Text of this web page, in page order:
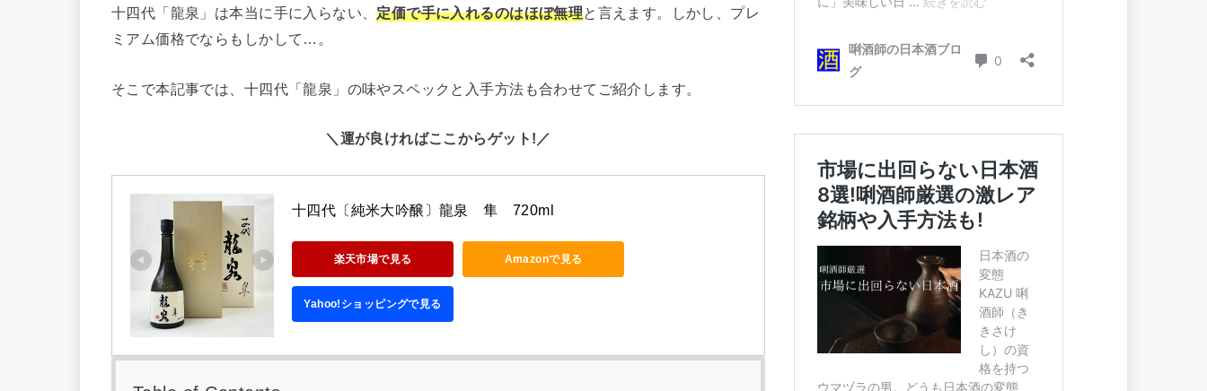
十四代「龍泉」は本当に手に入らない、定価で手に入れるのはほぼ無理と言えます。しかし、プレ
ミアム価格でならもしかして…。
そこで本記事では、十四代「龍泉」の味やスペックと入手方法も合わせてご紹介します。
＼運が良ければここからゲット!／
十四代〔純米大吟醸〕龍泉　隼　720ml
楽天市場で見る Amazonで見る
Yahoo!ショッピングで見る